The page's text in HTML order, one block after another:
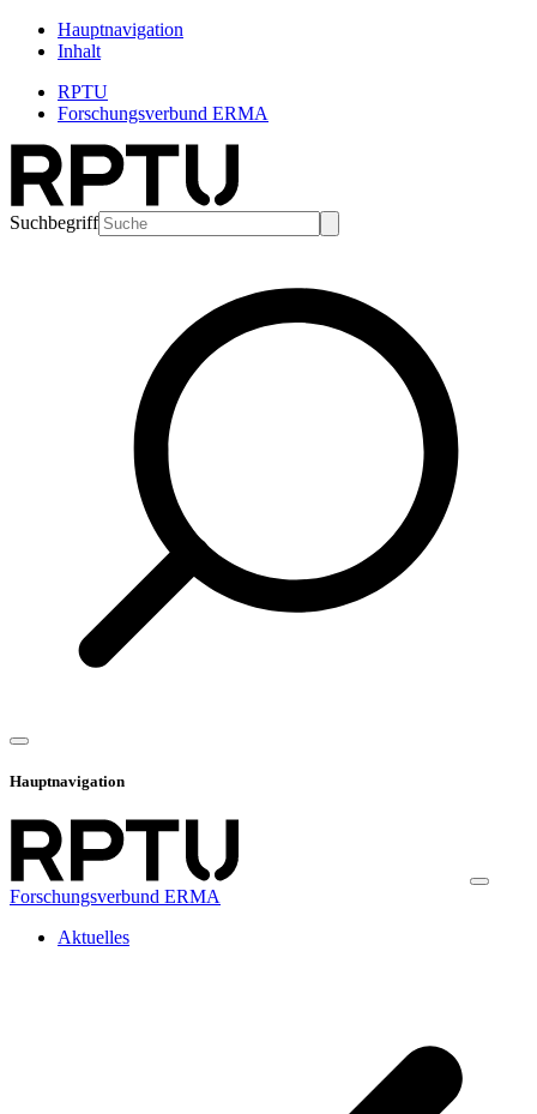
Hauptnavigation
Inhalt
RPTU
Forschungsverbund ERMA
Suchbegriff
Hauptnavigation
Forschungsverbund ERMA
Aktuelles